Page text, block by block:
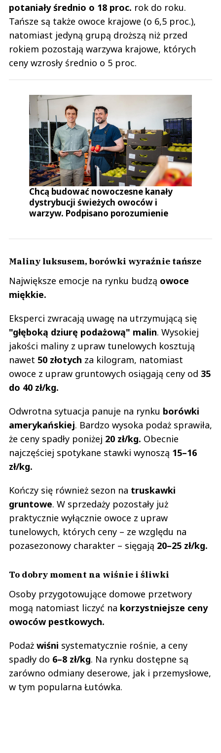
potaniały średnio o 18 proc. rok do roku.
Tańsze są także owoce krajowe (o 6,5 proc.),
natomiast jedyną grupą droższą niż przed
rokiem pozostają warzywa krajowe, których
ceny wzrosły średnio o 5 proc.
Chcą budować nowoczesne kanały
dystrybucji świeżych owoców i
warzyw. Podpisano porozumienie
Maliny luksusem, borówki wyraźnie tańsze
Największe emocje na rynku budzą owoce
miękkie.
Eksperci zwracają uwagę na utrzymującą się
"głęboką dziurę podażową" malin. Wysokiej
jakości maliny z upraw tunelowych kosztują
nawet 50 złotych za kilogram, natomiast
owoce z upraw gruntowych osiągają ceny od 35
do 40 zł/kg.
Odwrotna sytuacja panuje na rynku borówki
amerykańskiej. Bardzo wysoka podaż sprawiła,
że ceny spadły poniżej 20 zł/kg. Obecnie
najczęściej spotykane stawki wynoszą 15–16
zł/kg.
Kończy się również sezon na truskawki
gruntowe. W sprzedaży pozostały już
praktycznie wyłącznie owoce z upraw
tunelowych, których ceny – ze względu na
pozasezonowy charakter – sięgają 20–25 zł/kg.
To dobry moment na wiśnie i śliwki
Osoby przygotowujące domowe przetwory
mogą natomiast liczyć na korzystniejsze ceny
owoców pestkowych.
Podaż wiśni systematycznie rośnie, a ceny
spadły do 6–8 zł/kg. Na rynku dostępne są
zarówno odmiany deserowe, jak i przemysłowe,
w tym popularna Łutówka.